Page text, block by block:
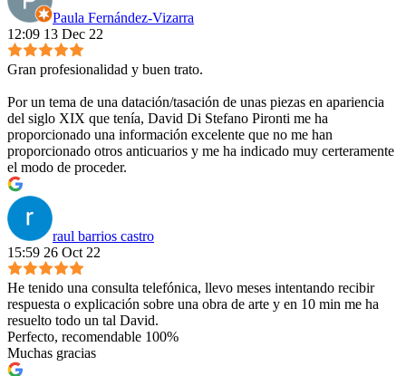
Paula Fernández-Vizarra
12:09 13 Dec 22
Gran profesionalidad y buen trato.
Por un tema de una datación/tasación de unas piezas en apariencia
del siglo XIX que tenía, David Di Stefano Pironti me ha
proporcionado una información excelente que no me han
proporcionado otros anticuarios y me ha indicado muy certeramente
el modo de proceder.
raul barrios castro
15:59 26 Oct 22
He tenido una consulta telefónica, llevo meses intentando recibir
respuesta o explicación sobre una obra de arte y en 10 min me ha
resuelto todo un tal David.
Perfecto, recomendable 100%
Muchas gracias